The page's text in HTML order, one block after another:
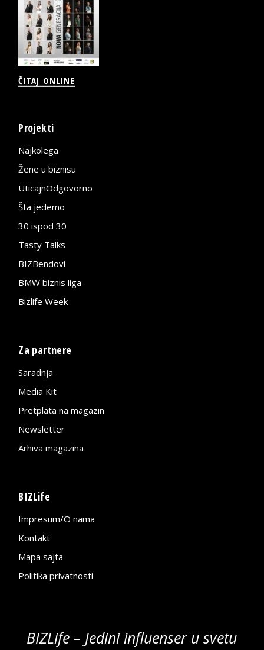
ČITAJ ONLINE
Projekti
Najkolega
Žene u biznisu
UticajnOdgovorno
Šta jedemo
30 ispod 30
Tasty Talks
BIZBendovi
BMW biznis liga
Bizlife Week
Za partnere
Saradnja
Media Kit
Pretplata na magazin
Newsletter
Arhiva magazina
BIZLife
Impresum/O nama
Kontakt
Mapa sajta
Politika privatnosti
BIZLife – Jedini influenser u svetu